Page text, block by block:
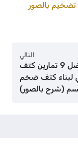
بالصور
التالي
افضل 9 تمارين كتف
لبناء كتف ضخم
(شرح بالصور)